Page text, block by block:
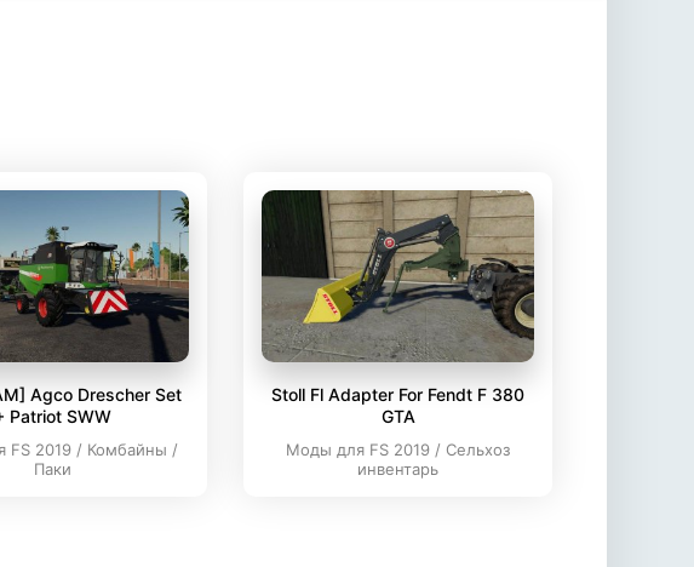
Agco Drescher Set
Patriot SWW
FS 2019 / Комбайны /
Паки
Stoll Fl Adapter For Fendt F 380
GTA
Моды для FS 2019 / Сельхоз
инвентарь